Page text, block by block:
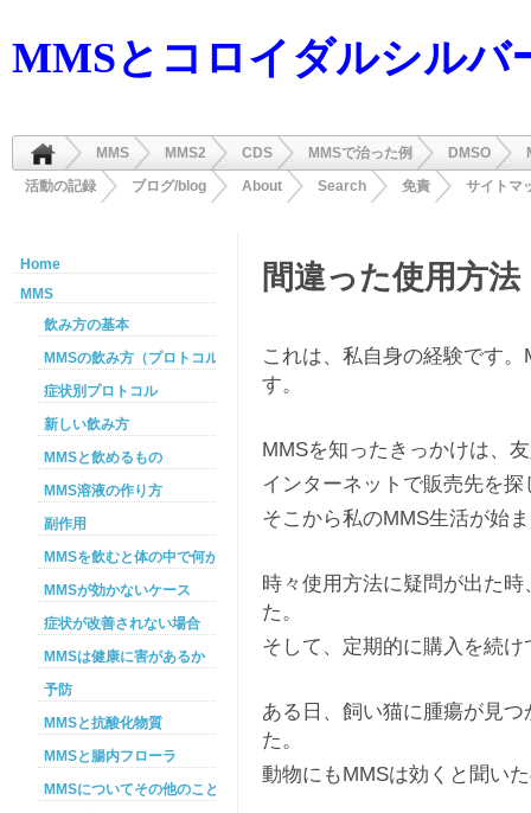
MMSとコロイダルシルバ
MMS MMS2 CDS MMSで治った例 DMSO
活動の記録
ブログ/blog About Search 免責 サイトマ
間違った使用方法
これは、私自身の経験です
す。
MMSを知ったきっかけは、
インターネットで販売先を
そこから私のMMS生活が始
時々使用方法に疑問が出た
た。
そして、定期的に購入を続け
ある日、飼い猫に腫瘍が見
た。
動物にもMMSは効くと聞い
Home
MMS
飲み方の基本
MMSの飲み方（プロトコル）
症状別プロトコル
新しい飲み方
MMSと飲めるもの
MMS溶液の作り方
副作用
MMSを飲むと体の中で何が起こるか
MMSが効かないケース
症状が改善されない場合
MMSは健康に害があるか
予防
MMSと抗酸化物質
MMSと腸内フローラ
MMSについてその他のこと